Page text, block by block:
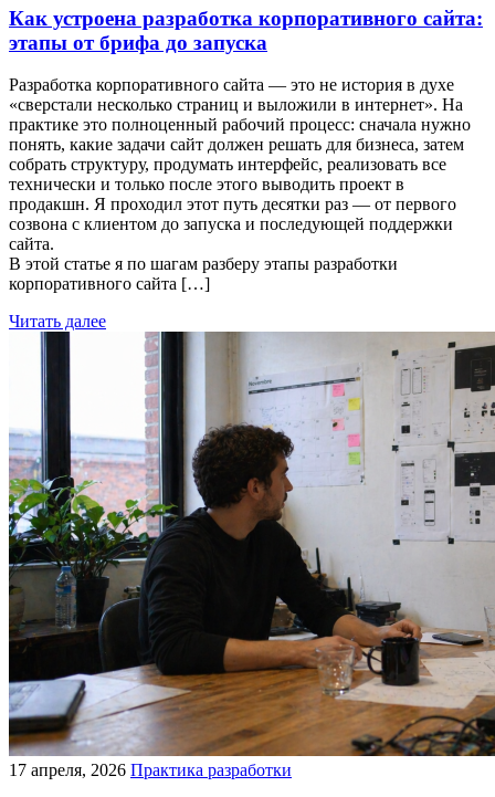
Как устроена разработка корпоративного сайта:
этапы от брифа до запуска
Разработка корпоративного сайта — это не история в духе
«сверстали несколько страниц и выложили в интернет». На
практике это полноценный рабочий процесс: сначала нужно
понять, какие задачи сайт должен решать для бизнеса, затем
собрать структуру, продумать интерфейс, реализовать все
технически и только после этого выводить проект в
продакшн. Я проходил этот путь десятки раз — от первого
созвона с клиентом до запуска и последующей поддержки
сайта.
В этой статье я по шагам разберу этапы разработки
корпоративного сайта […]
Читать далее
17 апреля, 2026 Практика разработки